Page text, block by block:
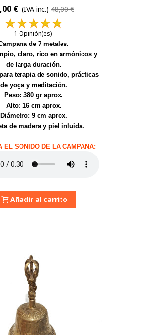
€ (IVA inc.) 48,00 €
1 Opinión(es)
de 7 metales.
claro, rico en armónicos y
de larga duración.
terapia de sonido, prácticas
de yoga y meditación.
Peso: 380 gr aprox.
Alto: 16 cm aprox.
Diámetro: 9 cm aprox.
de madera y piel inluida.
EL SONIDO DE LA CAMPANA:
Añadir al carrito